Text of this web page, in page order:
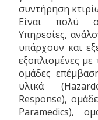
συντήρηση
Είναι πολύ
Υπηρεσίες,
υπάρχουν και
εξοπλισμένες
ομάδες
υλικά
Response),
Paramedics),